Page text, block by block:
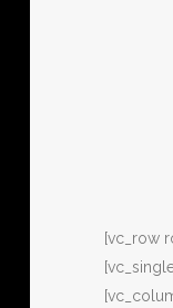
[vc_row